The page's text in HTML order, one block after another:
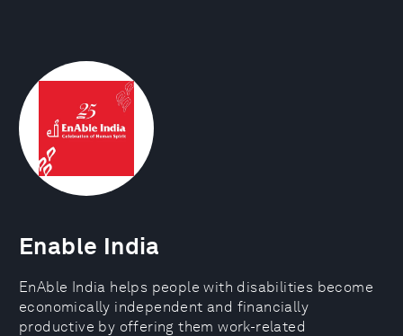
Enable India
EnAble India helps people with disabilities become
economically independent and financially
productive by offering them work-related